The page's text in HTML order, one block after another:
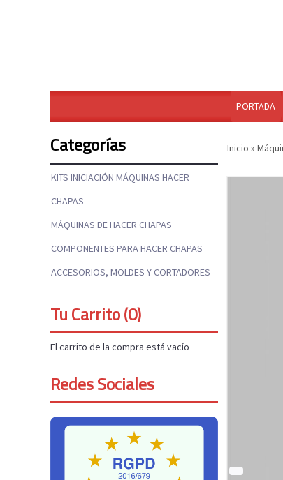
PORTADA
Categorías
KITS INICIACIÓN MÁQUINAS HACER
CHAPAS
MÁQUINAS DE HACER CHAPAS
COMPONENTES PARA HACER CHAPAS
ACCESORIOS, MOLDES Y CORTADORES
Tu Carrito (0)
El carrito de la compra está vacío
Redes Sociales
Inicio »